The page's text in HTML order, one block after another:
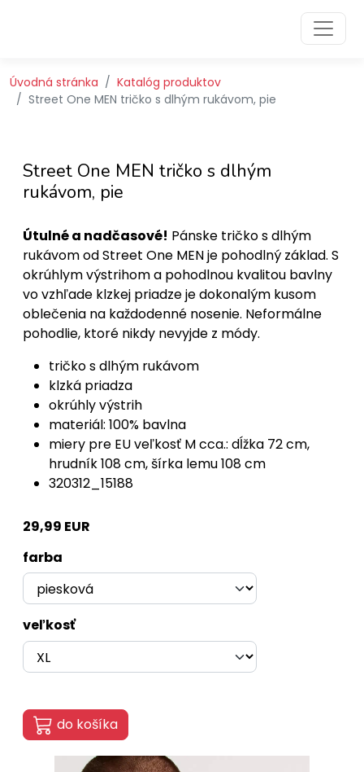
Úvodná stránka
Katalóg produktov
Street One MEN tričko s dlhým rukávom, pie
Street One MEN tričko s dlhým
rukávom, pie
Útulné a nadčasové! Pánske tričko s dlhým
rukávom od Street One MEN je pohodlný základ. S
okrúhlym výstrihom a pohodlnou kvalitou bavlny
vo vzhľade klzkej priadze je dokonalým kusom
oblečenia na každodenné nosenie. Neformálne
pohodlie, ktoré nikdy nevyjde z módy.
tričko s dlhým rukávom
klzká priadza
okrúhly výstrih
materiál: 100% bavlna
miery pre EU veľkosť M cca.: dĺžka 72 cm,
hrudník 108 cm, šírka lemu 108 cm
320312_15188
29,99 EUR
farba
veľkosť
do košíka